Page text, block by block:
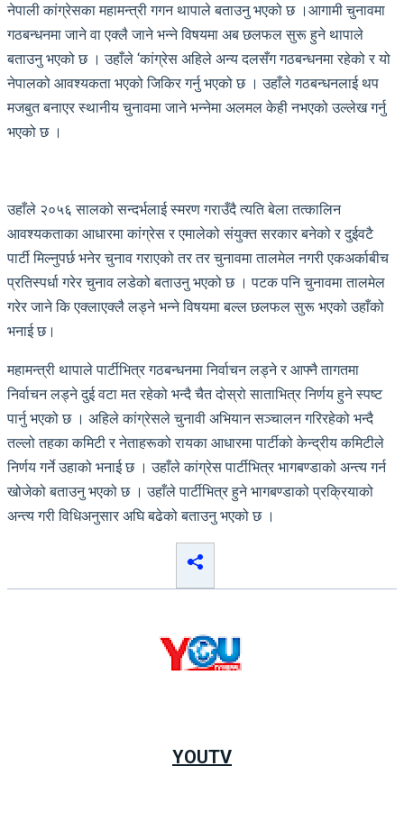
नेपाली कांग्रेसका महामन्त्री गगन थापाले बताउनु भएको छ ।आगामी चुनावमा
गठबन्धनमा जाने वा एक्लै जाने भन्ने विषयमा अब छलफल सुरू हुने थापाले
बताउनु भएको छ । उहाँले ‘कांग्रेस अहिले अन्य दलसँग गठबन्धनमा रहेको र यो
नेपालको आवश्यकता भएको जिकिर गर्नु भएको छ । उहाँले गठबन्धनलाई थप
मजबुत बनाएर स्थानीय चुनावमा जाने भन्नेमा अलमल केही नभएको उल्लेख गर्नु
भएको छ ।
उहाँले २०५६ सालको सन्दर्भलाई स्मरण गराउँदै त्यति बेला तत्कालिन
आवश्यकताका आधारमा कांग्रेस र एमालेको संयुक्त सरकार बनेको र दुईवटै
पार्टी मिल्नुपर्छ भनेर चुनाव गराएको तर तर चुनावमा तालमेल नगरी एकअर्काबीच
प्रतिस्पर्धा गरेर चुनाव लडेको बताउनु भएको छ । पटक पनि चुनावमा तालमेल
गरेर जाने कि एक्लाएक्लै लड्ने भन्ने विषयमा बल्ल छलफल सुरू भएको उहाँको
भनाई छ।
महामन्त्री थापाले पार्टीभित्र गठबन्धनमा निर्वाचन लड्ने र आफ्नै तागतमा
निर्वाचन लड्ने दुई वटा मत रहेको भन्दै चैत दोस्रो साताभित्र निर्णय हुने स्पष्ट
पार्नु भएको छ । अहिले कांग्रेसले चुनावी अभियान सञ्चालन गरिरहेको भन्दै
तल्लो तहका कमिटी र नेताहरूको रायका आधारमा पार्टीको केन्द्रीय कमिटीले
निर्णय गर्ने उहाको भनाई छ । उहाँले कांग्रेस पार्टीभित्र भागबण्डाको अन्त्य गर्न
खोजेको बताउनु भएको छ । उहाँले पार्टीभित्र हुने भागबण्डाको प्रक्रियाको
अन्त्य गरी विधिअनुसार अघि बढेको बताउनु भएको छ ।
YOUTV